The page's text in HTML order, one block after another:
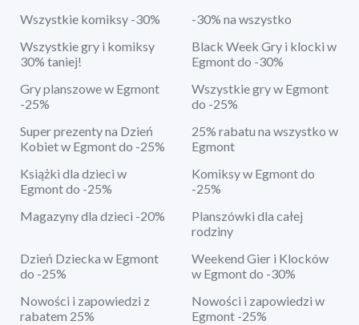
Wszystkie komiksy -30%
-30% na wszystko
Wszystkie gry i komiksy
30% taniej!
Black Week Gry i klocki w
Egmont do -30%
Gry planszowe w Egmont
-25%
Wszystkie gry w Egmont
do -25%
Super prezenty na Dzień
Kobiet w Egmont do -25%
25% rabatu na wszystko w
Egmont
Książki dla dzieci w
Egmont do -25%
Komiksy w Egmont do
-25%
Magazyny dla dzieci -20%
Planszówki dla całej
rodziny
Dzień Dziecka w Egmont
do -25%
Weekend Gier i Klocków
w Egmont do -30%
Nowości i zapowiedzi z
rabatem 25%
Nowości i zapowiedzi w
Egmont -25%